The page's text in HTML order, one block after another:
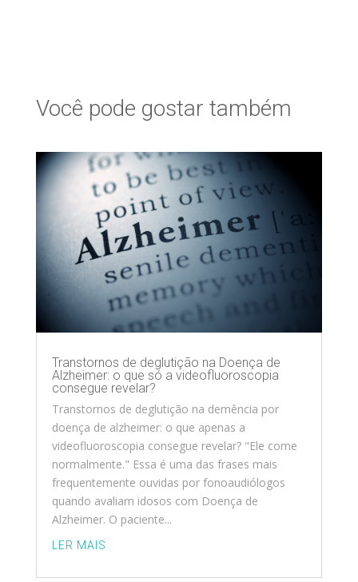
Você pode gostar também
Transtornos de deglutição na Doença de
Alzheimer: o que só a videofluoroscopia
consegue revelar?
Transtornos de deglutição na demência por
doença de alzheimer: o que apenas a
videofluoroscopia consegue revelar? "Ele come
normalmente." Essa é uma das frases mais
frequentemente ouvidas por fonoaudiólogos
quando avaliam idosos com Doença de
Alzheimer. O paciente...
LER MAIS